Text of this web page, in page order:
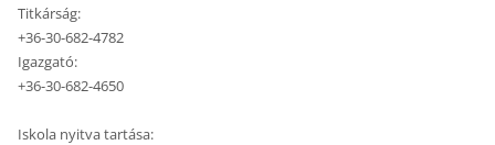
Titkárság:
+36-30-682-4782
Igazgató:
+36-30-682-4650
Iskola nyitva tartása: